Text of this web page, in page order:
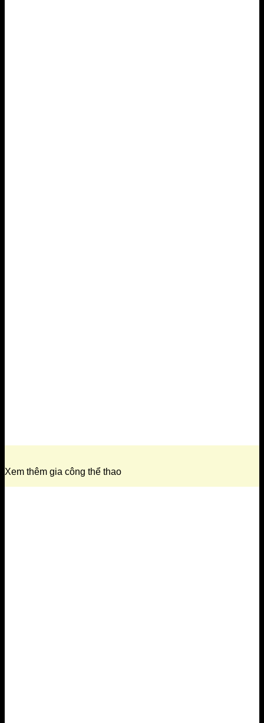
Xem thêm gia công thể thao